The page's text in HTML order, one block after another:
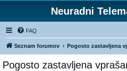
Neuradni
FAQ
Seznam forumov Pogosto zastavljena
Pogosto zastavljena